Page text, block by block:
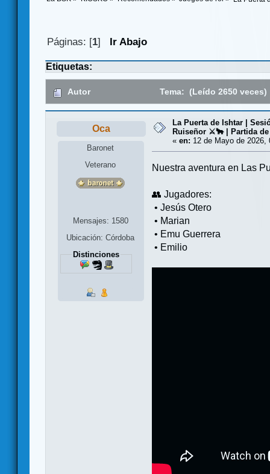
Páginas: [1] Ir Abajo
Etiquetas:
Autor Tema: (Leído 2650 veces)
Oca
Baronet
Veterano
Mensajes: 1580
Ubicación: Córdoba
Distinciones
La Puerta de Ishtar |
Ruiseñor ⚔️🐂 | Partida
« en: 12 de Mayo de 2026,
Nuestra aventura en Las
👥 Jugadores:
• Jesús Otero
• Marian
• Emu Guerrera
• Emilio